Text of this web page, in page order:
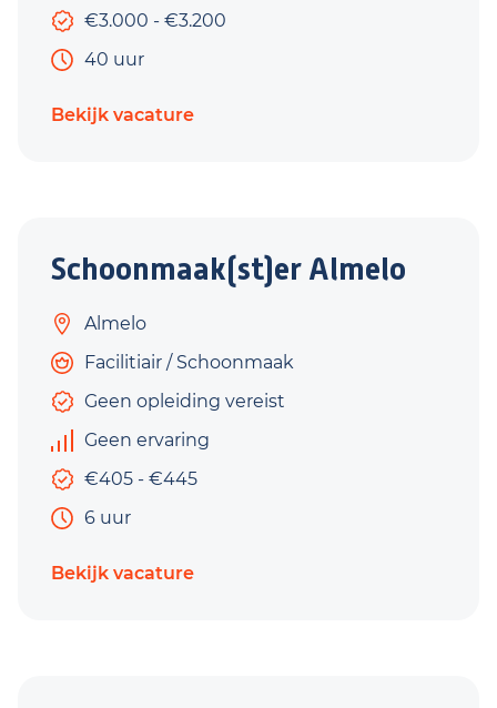
€3.000 - €3.200
40 uur
Bekijk vacature
Schoonmaak(st)er Almelo
Almelo
Facilitiair / Schoonmaak
Geen opleiding vereist
Geen ervaring
€405 - €445
6 uur
Bekijk vacature